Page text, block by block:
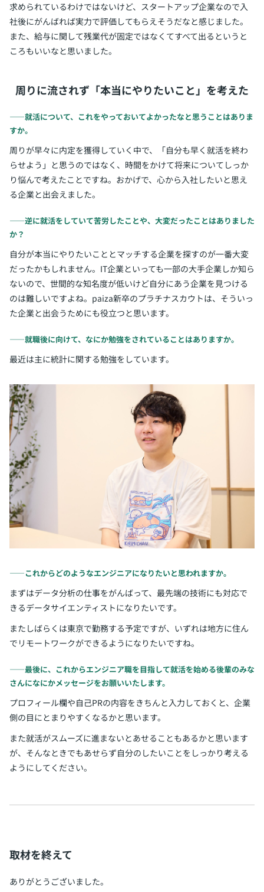
求められているわけではないけど、スタートアップ企業なので入
社後にがんばれば実力で評価してもらえそうだなと感じました。
また、給与に関して残業代が固定ではなくてすべて出るというと
ころもいいなと思いました。
周りに流されず「本当にやりたいこと」を考えた
――就活について、これをやっておいてよかったなと思うことはありま
すか。
周りが早々に内定を獲得していく中で、「自分も早く就活を終わ
らせよう」と思うのではなく、時間をかけて将来についてしっか
り悩んで考えたことですね。おかげで、心から入社したいと思え
る企業と出会えました。
――逆に就活をしていて苦労したことや、大変だったことはありました
か？
自分が本当にやりたいこととマッチする企業を探すのが一番大変
だったかもしれません。IT企業といっても一部の大手企業しか知ら
ないので、世間的な知名度が低いけど自分にあう企業を見つける
のは難しいですよね。paiza新卒のプラチナスカウトは、そういっ
た企業と出会うためにも役立つと思います。
――就職後に向けて、なにか勉強をされていることはありますか。
最近は主に統計に関する勉強をしています。
――これからどのようなエンジニアになりたいと思われますか。
まずはデータ分析の仕事をがんばって、最先端の技術にも対応で
きるデータサイエンティストになりたいです。
またしばらくは東京で勤務する予定ですが、いずれは地方に住ん
でリモートワークができるようになりたいですね。
――最後に、これからエンジニア職を目指して就活を始める後輩のみな
さんになにかメッセージをお願いいたします。
プロフィール欄や自己PRの内容をきちんと入力しておくと、企業
側の目にとまりやすくなるかと思います。
また就活がスムーズに進まないとあせることもあるかと思います
が、そんなときでもあせらず自分のしたいことをしっかり考える
ようにしてください。
取材を終えて
ありがとうございました。